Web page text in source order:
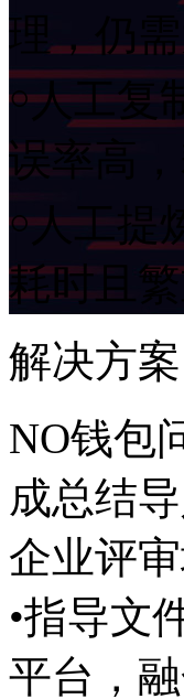
理，
￮人工复
误率高
￮人工提
耗时且
解决方案
NO钱包
成总结导
企业评
•指导文
平台